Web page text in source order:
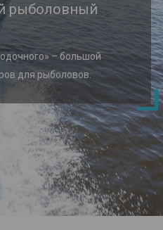
рыболовный
– большой
для рыболовов.